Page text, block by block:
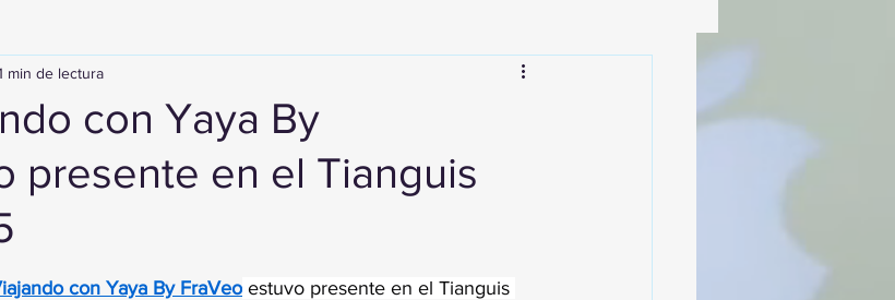
con Yaya By
presente en el Tianguis
min de lectura
con Yaya By FraVeo estuvo presente en el Tianguis